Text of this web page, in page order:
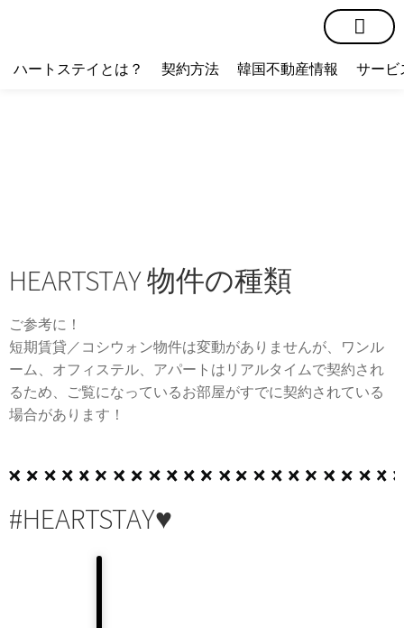
ハートステイとは？ 契約方法 韓国不動産情報 サービ
HEARTSTAY 物件の種類
ご参考に！
短期賃貸／コシウォン物件は変動がありませんが、ワンル
ーム、オフィステル、アパートはリアルタイムで契約され
るため、ご覧になっているお部屋がすでに契約されている
場合があります！
#HEARTSTAY♥